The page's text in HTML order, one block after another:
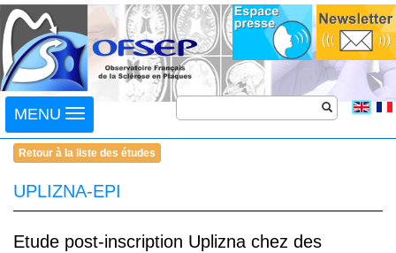
Toggle
navigation
MENU
Retour à la liste des études
UPLIZNA-EPI
Etude post-inscription Uplizna chez des